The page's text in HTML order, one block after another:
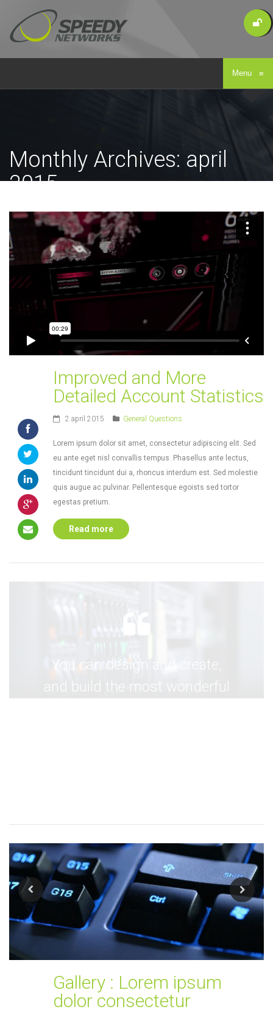
Menu ≡
Monthly Archives: april
2015
Home / Archive for april, 2015
Improved and More
Detailed Account Statistics
2 april 2015 General Questions
Lorem ipsum dolor sit amet, consectetur adipiscing elit. Sed
eu ante eget nisl convallis tempus. Phasellus ante lectus,
tincidunt tincidunt dui a, rhoncus interdum est. Sed molestie
quis augue ac pulvinar. Pellentesque egoists sed tortor
egestas pretium.
Read more
You can design and create,
and build the most wonderful
Gallery : Lorem ipsum
dolor consectetur